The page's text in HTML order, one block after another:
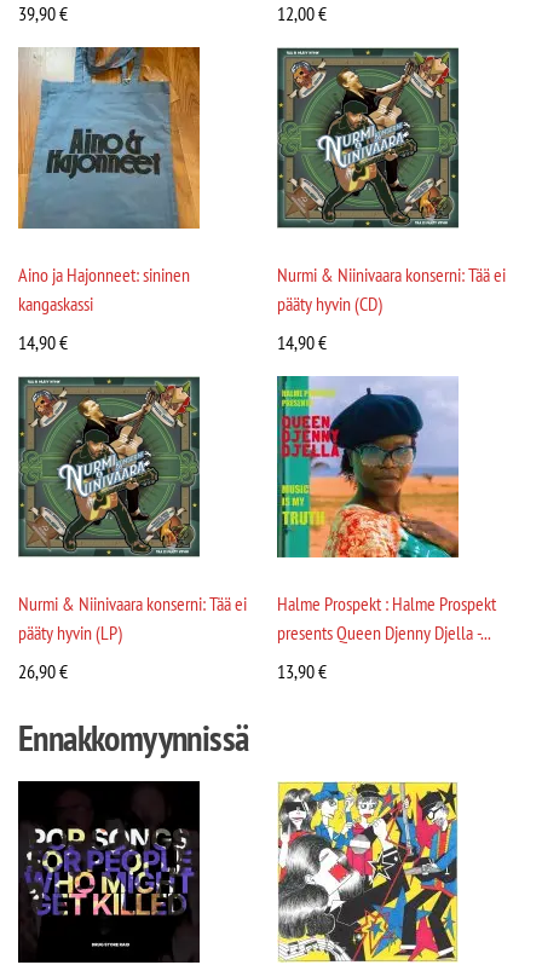
39,90€
12,00€
Aino ja Hajonneet: sininen
kangaskassi
14,90€
Nurmi & Niinivaara konserni: Tää ei
pääty hyvin (CD)
14,90€
Nurmi & Niinivaara konserni: Tää ei
pääty hyvin (LP)
26,90€
Halme Prospekt : Halme Prospekt
presents Queen Djenny Djella -...
13,90€
Ennakkomyynnissä